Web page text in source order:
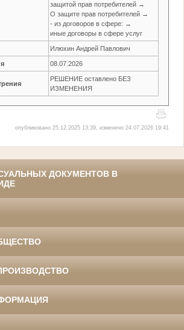
защитой прав потребителей →
О защите прав потребителей →
- из договоров в сфере: →
иные договоры в сфере услуг
Илюхин Андрей Павлович
08.07.2026
РЕШЕНИЕ оставлено БЕЗ
ИЗМЕНЕНИЯ
опубликовано 25.12.2025 13:39, изменено 24.07.2026 19:41
ДОКУМЕНТОВ В